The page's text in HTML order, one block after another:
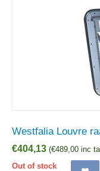
Westfalia Louvre
€404,13 (€489,00 inc
Out of stock